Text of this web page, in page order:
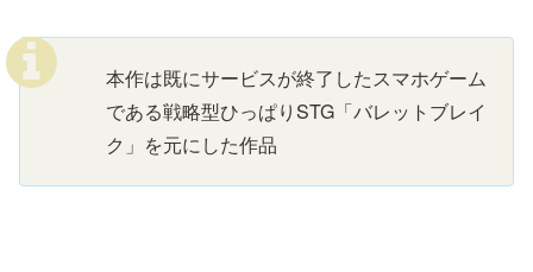
本作は既にサービスが終了したスマホゲーム
である戦略型ひっぱりSTG「バレットブレイ
ク」を元にした作品